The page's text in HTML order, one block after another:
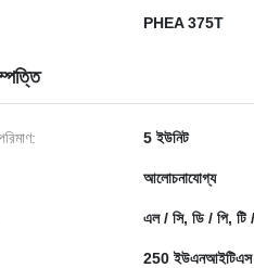
PHEA 375T
5 ইউনিট
আলোচনাযোগ্য
এল / সি, ডি / পি, টি /
250 ইউএনআইটিএস